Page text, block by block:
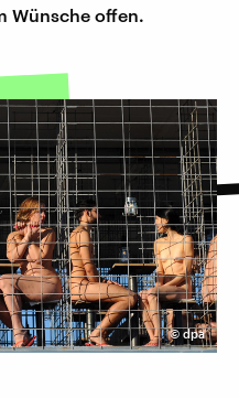
Wünsche offen.
©dpa